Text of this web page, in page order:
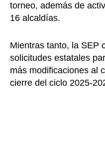
torneo, además de
16 alcaldías.
Mientras tanto, la SEP
solicitudes estatales
más modificaciones al
cierre del ciclo 2025-